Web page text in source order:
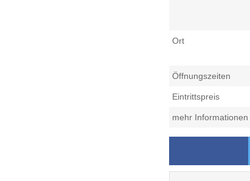
Ort
Öffnungszeiten
Eintrittspreis
mehr Informationen